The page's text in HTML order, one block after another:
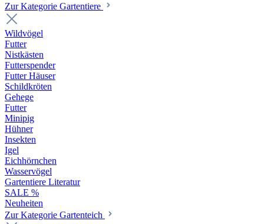
Zur Kategorie Gartentiere
Wildvögel
Futter
Nistkästen
Futterspender
Futter Häuser
Schildkröten
Gehege
Futter
Minipig
Hühner
Insekten
Igel
Eichhörnchen
Wasservögel
Gartentiere Literatur
SALE %
Neuheiten
Zur Kategorie Gartenteich